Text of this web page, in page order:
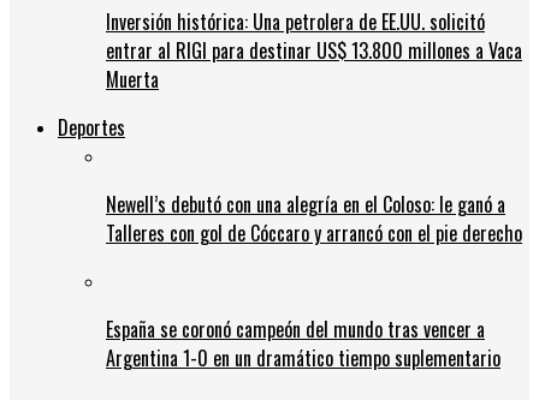
Inversión histórica: Una petrolera de EE.UU. solicitó
entrar al RIGI para destinar US$ 13.800 millones a Vaca
Muerta
Deportes
Newell’s debutó con una alegría en el Coloso: le ganó a
Talleres con gol de Cóccaro y arrancó con el pie derecho
España se coronó campeón del mundo tras vencer a
Argentina 1-0 en un dramático tiempo suplementario